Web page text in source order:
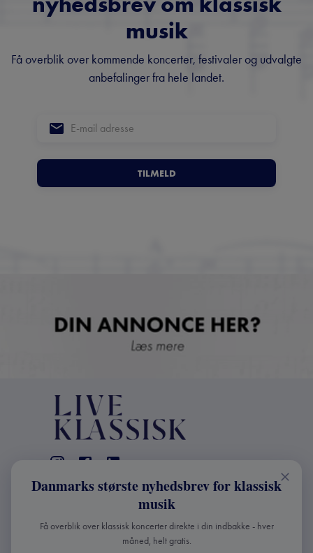
musik
Få overblik over kommende koncerter, festivaler og udvalgte
anbefalinger fra hele landet.
TILMELD
KONTAKT
info@liveklassisk.dk
Danmarks største nyhedsbrev for klassisk
musik
Få overblik over klassisk koncerter direkte i din indbakke - hver
måned, helt gratis.